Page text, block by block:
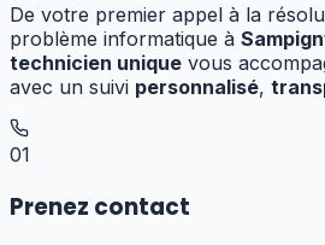
De votre premier appel à la
problème informatique à
technicien unique vous
avec un suivi personnalisé,
01
Prenez contact